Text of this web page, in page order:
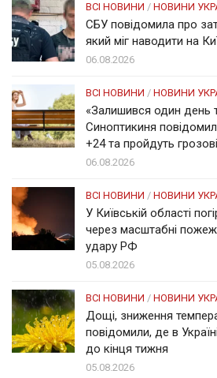
ВСІ НОВИНИ / НОВИНИ
СБУ повідомила про
який міг наводити на
06.08.2026
ВСІ НОВИНИ / НОВИНИ
«Залишився один день
Синоптикиня
+24 та пройдуть
06.08.2026
ВСІ НОВИНИ / НОВИНИ
У Київській області
через масштабні
удару РФ
05.08.2026
ВСІ НОВИНИ / НОВИНИ
Дощі, зниження
повідомили, де в
до кінця тижня
05.08.2026